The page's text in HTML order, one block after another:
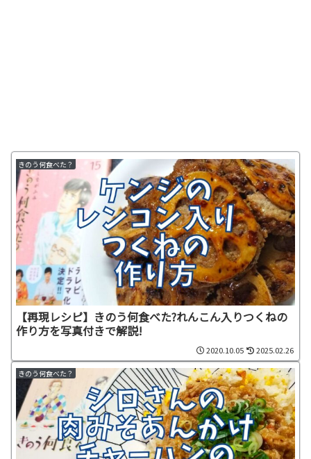
きのう何食べた？
【再現レシピ】きのう何食べた?れんこん入りつくねの
作り方を写真付きで解説!
2020.10.05 2025.02.26
きのう何食べた？